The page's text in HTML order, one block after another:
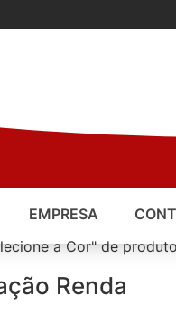
EMPRESA
a Cor" de
Renda